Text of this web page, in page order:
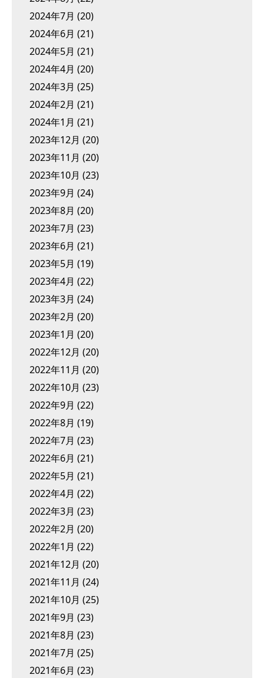
2024年7月 (20)
2024年6月 (21)
2024年5月 (21)
2024年4月 (20)
2024年3月 (25)
2024年2月 (21)
2024年1月 (21)
2023年12月 (20)
2023年11月 (20)
2023年10月 (23)
2023年9月 (24)
2023年8月 (20)
2023年7月 (23)
2023年6月 (21)
2023年5月 (19)
2023年4月 (22)
2023年3月 (24)
2023年2月 (20)
2023年1月 (20)
2022年12月 (20)
2022年11月 (20)
2022年10月 (23)
2022年9月 (22)
2022年8月 (19)
2022年7月 (23)
2022年6月 (21)
2022年5月 (21)
2022年4月 (22)
2022年3月 (23)
2022年2月 (20)
2022年1月 (22)
2021年12月 (20)
2021年11月 (24)
2021年10月 (25)
2021年9月 (23)
2021年8月 (23)
2021年7月 (25)
2021年6月 (23)